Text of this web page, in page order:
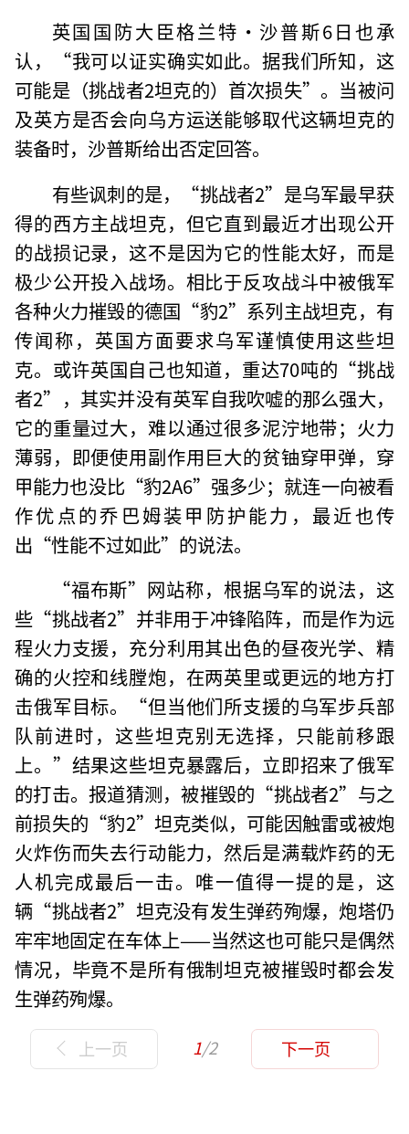
英国国防大臣格兰特•沙普斯6日也承
认，“我可以证实确实如此。据我们所知，这
可能是（挑战者2坦克的）首次损失”。当被问
及英方是否会向乌方运送能够取代这辆坦克的
装备时，沙普斯给出否定回答。
有些讽刺的是，“挑战者2”是乌军最早获
得的西方主战坦克，但它直到最近才出现公开
的战损记录，这不是因为它的性能太好，而是
极少公开投入战场。相比于反攻战斗中被俄军
各种火力摧毁的德国“豹2”系列主战坦克，有
传闻称，英国方面要求乌军谨慎使用这些坦
克。或许英国自己也知道，重达70吨的“挑战
者2”，其实并没有英军自我吹嘘的那么强大，
它的重量过大，难以通过很多泥泞地带；火力
薄弱，即便使用副作用巨大的贫铀穿甲弹，穿
甲能力也没比“豹2A6”强多少；就连一向被看
作优点的乔巴姆装甲防护能力，最近也传
出“性能不过如此”的说法。
“福布斯”网站称，根据乌军的说法，这
些“挑战者2”并非用于冲锋陷阵，而是作为远
程火力支援，充分利用其出色的昼夜光学、精
确的火控和线膛炮，在两英里或更远的地方打
击俄军目标。“但当他们所支援的乌军步兵部
队前进时，这些坦克别无选择，只能前移跟
上。”结果这些坦克暴露后，立即招来了俄军
的打击。报道猜测，被摧毁的“挑战者2”与之
前损失的“豹2”坦克类似，可能因触雷或被炮
火炸伤而失去行动能力，然后是满载炸药的无
人机完成最后一击。唯一值得一提的是，这
辆“挑战者2”坦克没有发生弹药殉爆，炮塔仍
牢牢地固定在车体上——当然这也可能只是偶然
情况，毕竟不是所有俄制坦克被摧毁时都会发
生弹药殉爆。
上一页 1/2 下一页